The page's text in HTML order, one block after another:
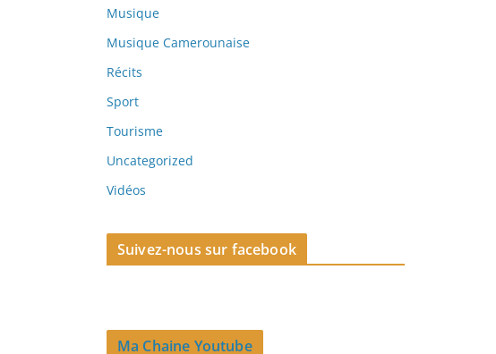
Musique
Musique Camerounaise
Récits
Sport
Tourisme
Uncategorized
Vidéos
Suivez-nous sur facebook
Ma Chaine Youtube